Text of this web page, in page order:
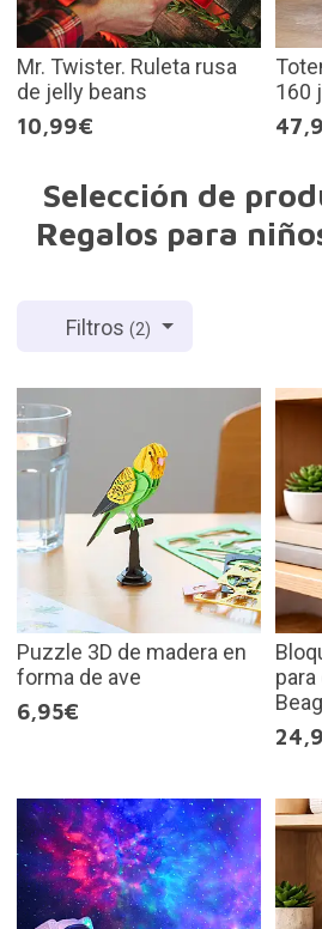
Mr. Twister. Ruleta rusa
de jelly beans
10,99€
160
Selección de
Regalos para
Filtros(2)
Puzzle 3D de madera en
forma de ave
6,95€